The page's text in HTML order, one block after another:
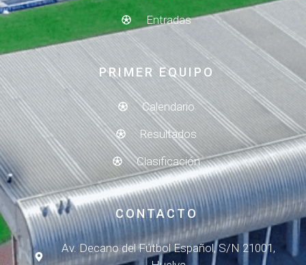
Entradas
PRIMER EQUIPO
Calendario
Resultados
Clasificación
CONTACTO
Av. Decano del Fútbol Español, S/N 21001,